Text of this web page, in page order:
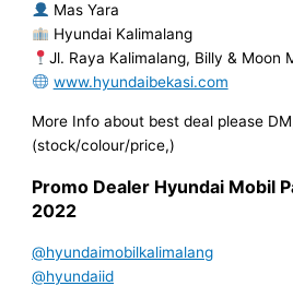
Mas Yara
Hyundai Kalimalang
Jl. Raya Kalimalang, Billy & Moon
www.hyundaibekasi.com
More Info about best deal please
(stock/colour/price,)
Promo Dealer Hyundai Mobil
2022
@hyundaimobilkalimalang
@hyundaiid